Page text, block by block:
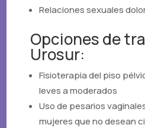
Relaciones sexuales
Opciones de
Urosur:
Fisioterapia del piso
leves a moderados
Uso de pesarios
mujeres que no desean